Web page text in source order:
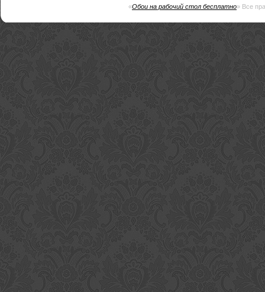
«Обои на рабочий стол бесплатно» Все